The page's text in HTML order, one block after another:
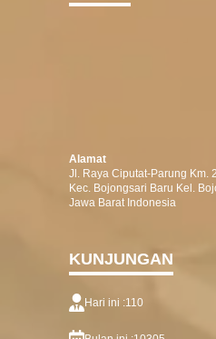
Alamat
Jl. Raya Ciputat-Parung Km.
Kec. Bojongsari Baru Kel.
Jawa Barat Indonesia
KUNJUNGAN
Hari ini :110